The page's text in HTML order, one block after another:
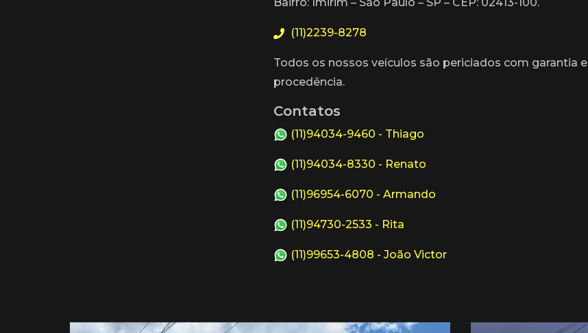
(11)2239-8278
Todos os nossos veículos são periciados com garantia e
procedência.
Contatos
(11)94034-9460 - Thiago
(11)94034-8330 - Renato
(11)96954-6070 - Armando
(11)94730-2533 - Rita
(11)99653-4808 - João Victor